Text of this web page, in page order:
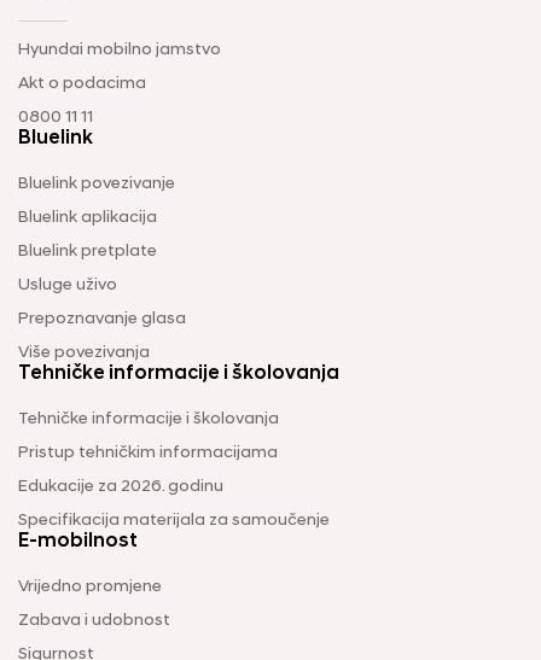
Hyundai mobilno jamstvo
Akt o podacima
0800 11 11
Bluelink
Bluelink povezivanje
Bluelink aplikacija
Bluelink pretplate
Usluge uživo
Prepoznavanje glasa
Više povezivanja
Tehničke informacije i školovanja
Tehničke informacije i školovanja
Pristup tehničkim informacijama
Edukacije za 2026. godinu
Specifikacija materijala za samoučenje
E-mobilnost
Vrijedno promjene
Zabava i udobnost
Sigurnost